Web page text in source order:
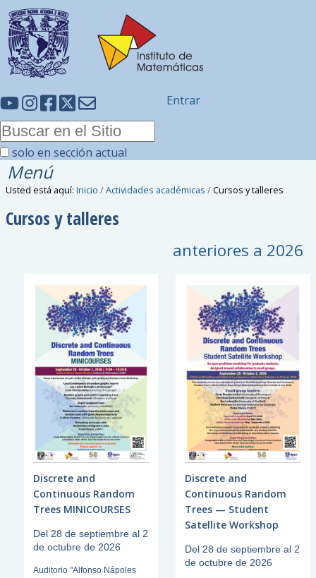
solo en sección actual
Entrar
Menú
Usted está aquí: Inicio /Actividades académicas /Cursos y talleres
Cursos y talleres
anteriores a 2026
Discrete and
Continuous Random
Trees MINICOURSES
Del 28 de septiembre al 2
de octubre de 2026
Auditorio "Alfonso Nápoles
Discrete and
Continuous Random
Trees — Student
Satellite Workshop
Del 28 de septiembre al 2
de octubre de 2026